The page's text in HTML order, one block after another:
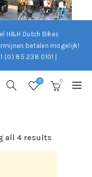
H&H Dutch Bikes
betalen mogelijk!
(0) 85 238 0101 |
0 0
all 4 results